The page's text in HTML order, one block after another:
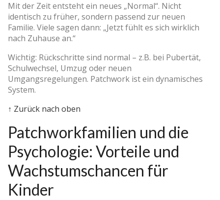
Mit der Zeit entsteht ein neues „Normal“. Nicht
identisch zu früher, sondern passend zur neuen
Familie. Viele sagen dann: „Jetzt fühlt es sich wirklich
nach Zuhause an.“
Wichtig: Rückschritte sind normal – z.B. bei Pubertät,
Schulwechsel, Umzug oder neuen
Umgangsregelungen. Patchwork ist ein dynamisches
System.
↑ Zurück nach oben
Patchworkfamilien und die
Psychologie: Vorteile und
Wachstumschancen für
Kinder